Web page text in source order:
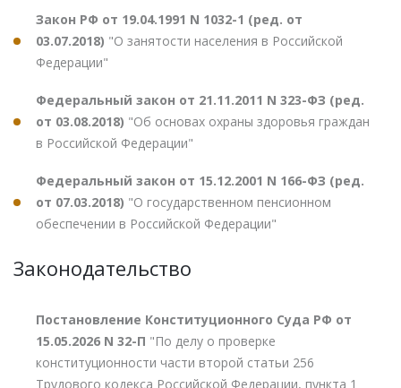
Закон РФ от 19.04.1991 N 1032-1 (ред. от
03.07.2018) "О занятости населения в Российской
Федерации"
Федеральный закон от 21.11.2011 N 323-ФЗ (ред.
от 03.08.2018) "Об основах охраны здоровья граждан
в Российской Федерации"
Федеральный закон от 15.12.2001 N 166-ФЗ (ред.
от 07.03.2018) "О государственном пенсионном
обеспечении в Российской Федерации"
Законодательство
Постановление Конституционного Суда РФ от
15.05.2026 N 32-П "По делу о проверке
конституционности части второй статьи 256
Трудового кодекса Российской Федерации, пункта 1